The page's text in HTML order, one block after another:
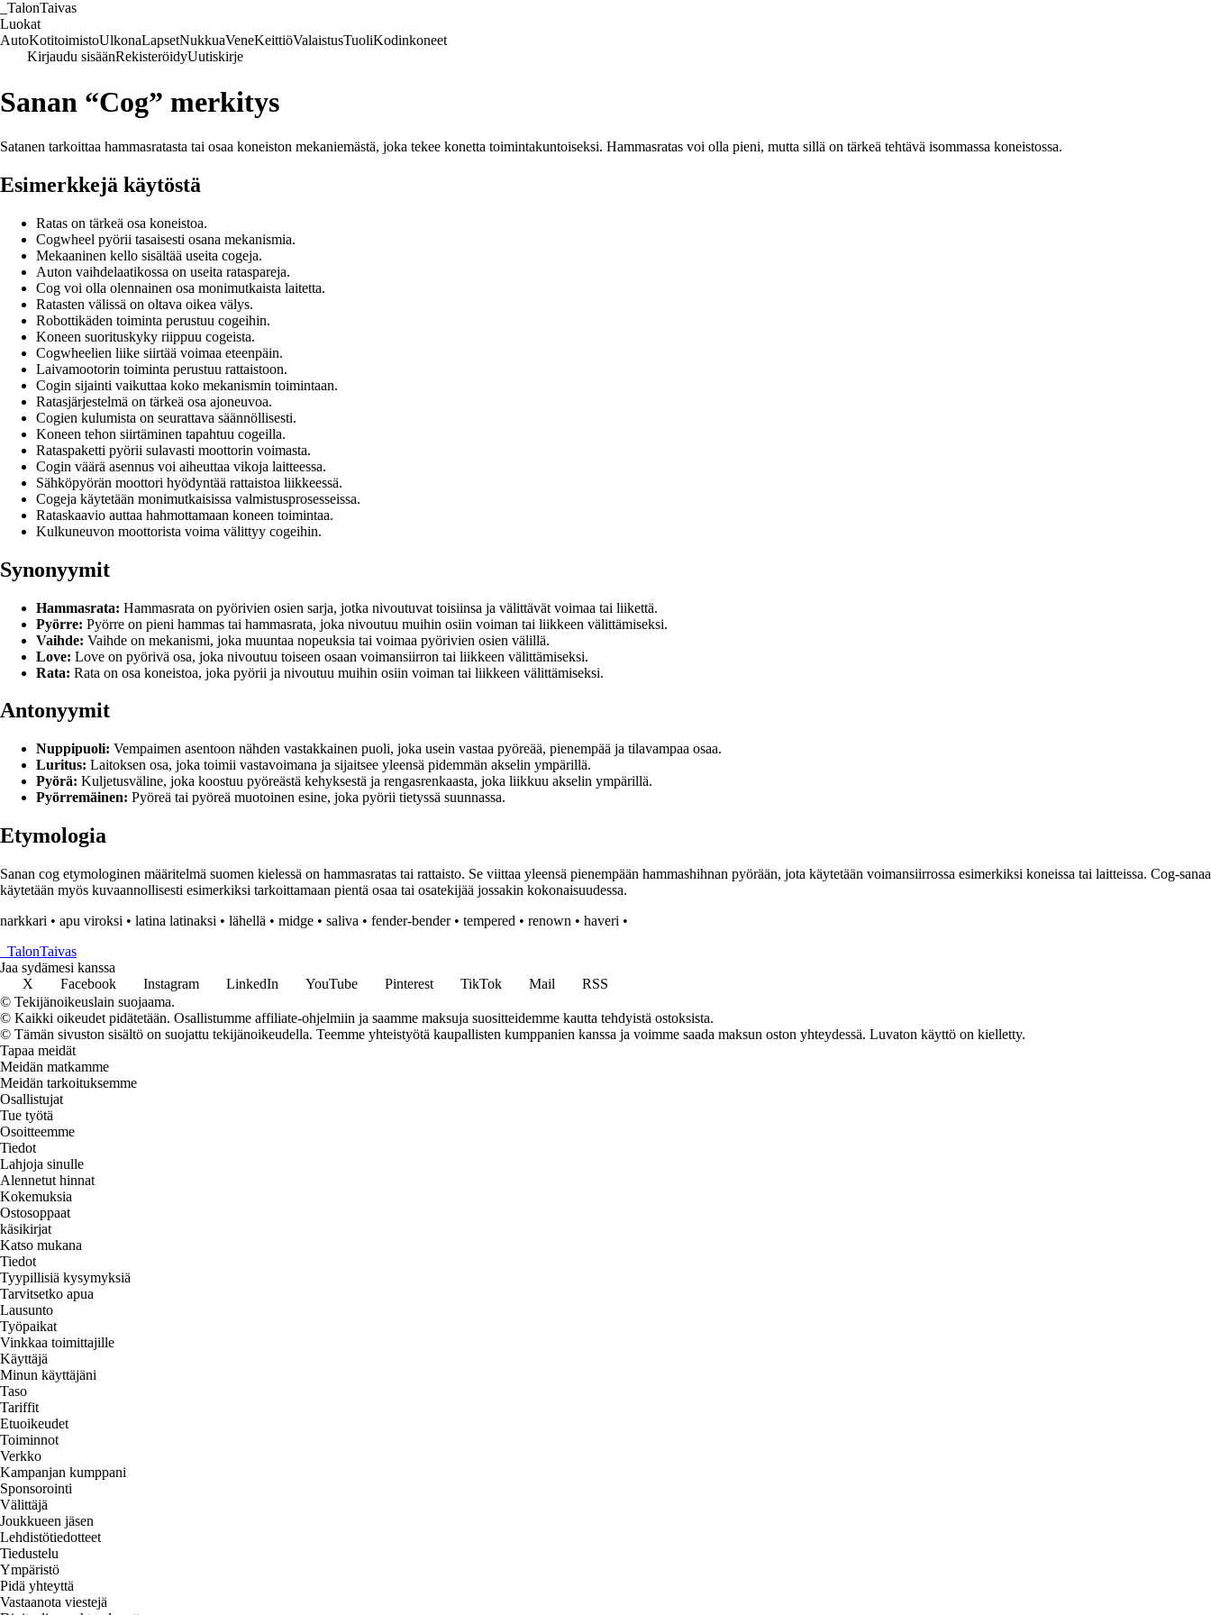
TalonTaivas
Luokat
AutoKotitoimistoUlkonaLapsetNukkuaVeneKeittiöValaistusTuoliKodinkoneet
Kirjaudu sisäänRekisteröidyUutiskirje
Sanan “Cog” merkitys
Satanen tarkoittaa hammasratasta tai osaa koneiston mekaniemästä, joka tekee konetta toimintakuntoiseksi. Hammasratas voi olla pieni, mutta sillä on tärkeä tehtävä isommassa koneistossa.
Esimerkkejä käytöstä
Ratas on tärkeä osa koneistoa.
Cogwheel pyörii tasaisesti osana mekanismia.
Mekaaninen kello sisältää useita cogeja.
Auton vaihdelaatikossa on useita rataspareja.
Cog voi olla olennainen osa monimutkaista laitetta.
Ratasten välissä on oltava oikea välys.
Robottikäden toiminta perustuu cogeihin.
Koneen suorituskyky riippuu cogeista.
Cogwheelien liike siirtää voimaa eteenpäin.
Laivamootorin toiminta perustuu rattaistoon.
Cogin sijainti vaikuttaa koko mekanismin toimintaan.
Ratasjärjestelmä on tärkeä osa ajoneuvoa.
Cogien kulumista on seurattava säännöllisesti.
Koneen tehon siirtäminen tapahtuu cogeilla.
Rataspaketti pyörii sulavasti moottorin voimasta.
Cogin väärä asennus voi aiheuttaa vikoja laitteessa.
Sähköpyörän moottori hyödyntää rattaistoa liikkeessä.
Cogeja käytetään monimutkaisissa valmistusprosesseissa.
Rataskaavio auttaa hahmottamaan koneen toimintaa.
Kulkuneuvon moottorista voima välittyy cogeihin.
Synonyymit
Hammasrata: Hammasrata on pyörivien osien sarja, jotka nivoutuvat toisiinsa ja välittävät voimaa tai liikettä.
Pyörre: Pyörre on pieni hammas tai hammasrata, joka nivoutuu muihin osiin voiman tai liikkeen välittämiseksi.
Vaihde: Vaihde on mekanismi, joka muuntaa nopeuksia tai voimaa pyörivien osien välillä.
Love: Love on pyörivä osa, joka nivoutuu toiseen osaan voimansiirron tai liikkeen välittämiseksi.
Rata: Rata on osa koneistoa, joka pyörii ja nivoutuu muihin osiin voiman tai liikkeen välittämiseksi.
Antonyymit
Nuppipuoli: Vempaimen asentoon nähden vastakkainen puoli, joka usein vastaa pyöreää, pienempää ja tilavampaa osaa.
Luritus: Laitoksen osa, joka toimii vastavoimana ja sijaitsee yleensä pidemmän akselin ympärillä.
Pyörä: Kuljetusväline, joka koostuu pyöreästä kehyksestä ja rengasrenkaasta, joka liikkuu akselin ympärillä.
Pyörremäinen: Pyöreä tai pyöreä muotoinen esine, joka pyörii tietyssä suunnassa.
Etymologia
Sanan cog etymologinen määritelmä suomen kielessä on hammasratas tai rattaisto. Se viittaa yleensä pienempään hammashihnan pyörään, jota käytetään voimansiirrossa esimerkiksi koneissa tai laitteissa. Cog-sanaa
käytetään myös kuvaannollisesti esimerkiksi tarkoittamaan pientä osaa tai osatekijää jossakin kokonaisuudessa.
narkkari • apu viroksi • latina latinaksi • lähellä • midge • saliva • fender-bender• tempered • renown • haveri •
TalonTaivas
Jaa sydämesi kanssa
X
Facebook Instagram LinkedIn YouTube Pinterest TikTok Mail
RSS
© Tekijänoikeuslain suojaama.
© Kaikki oikeudet pidätetään. Osallistumme affiliate-ohjelmiin ja saamme maksuja suositteidemme kautta tehdyistä ostoksista.
© Tämän sivuston sisältö on suojattu tekijänoikeudella. Teemme yhteistyötä kaupallisten kumppanien kanssa ja voimme saada maksun oston yhteydessä. Luvaton käyttö on kielletty.
Tapaa meidät
Meidän matkamme
Meidän tarkoituksemme
Osallistujat
Tue työtä
Osoitteemme
Tiedot
Lahjoja sinulle
Alennetut hinnat
Kokemuksia
Ostosoppaat
käsikirjat
Katso mukana
Tiedot
Tyypillisiä kysymyksiä
Tarvitsetko apua
Lausunto
Työpaikat
Vinkkaa toimittajille
Käyttäjä
Minun käyttäjäni
Taso
Tariffit
Etuoikeudet
Toiminnot
Verkko
Kampanjan kumppani
Sponsorointi
Välittäjä
Joukkueen jäsen
Lehdistötiedotteet
Tiedustelu
Ympäristö
Pidä yhteyttä
Vastaanota viestejä